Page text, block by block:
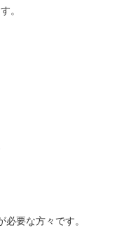
。
要な方々です。